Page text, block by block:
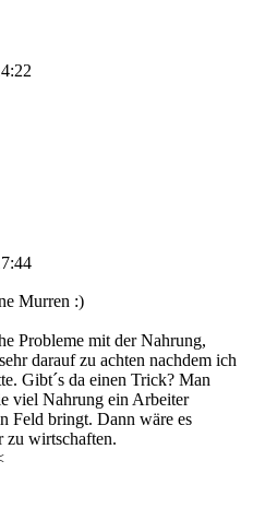
Murren :)
Probleme mit der Nahrung,
darauf zu achten nachdem ich
Gibt´s da einen Trick? Man
viel Nahrung ein Arbeiter
Feld bringt. Dann wäre es
zu wirtschaften.